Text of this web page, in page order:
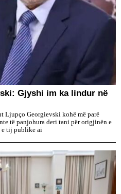
Gjyshi im ka lindur në
Ljupço Georgievski kohë më parë
të panjohura deri tani për origjinën e
e tij publike ai